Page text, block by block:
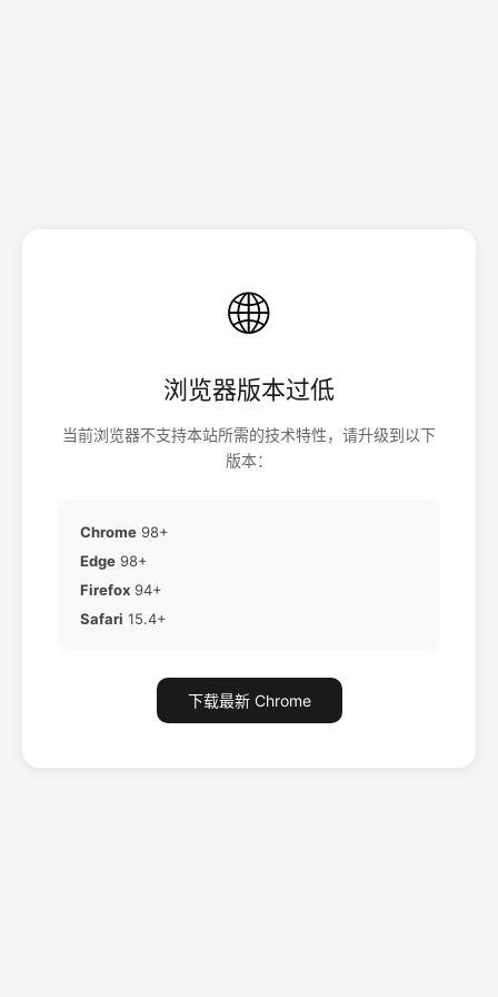
🌐
浏览器版本过低
当前浏览器不支持本站所需的技术特性，请升级到以下
版本：
Chrome 98+
Edge 98+
Firefox 94+
Safari 15.4+
下载最新 Chrome